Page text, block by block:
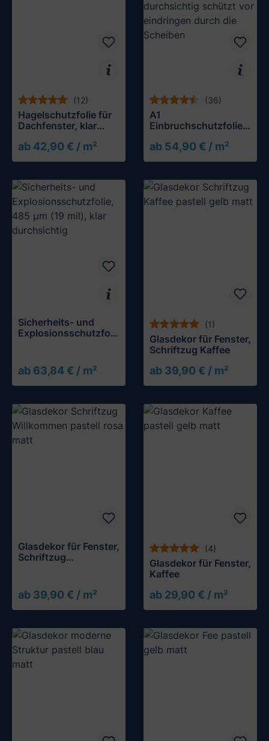
(12)
Hagelschutzfolie für
Dachfenster, klar
ab 42,90 € / m²
Muster testen
(36)
A1
Einbruchschutzfolie,
durchsichtig
ab 54,90 € / m²
Muster testen
Sicherheits- und
Explosionsschutzfoli
ab 63,84 € / m²
(1)
Glasdekor für Fenster,
Schriftzug Kaffee
ab 39,90 € / m²
Glasdekor für Fenster,
Schriftzug
ab 39,90 € / m²
(4)
Glasdekor für Fenster,
Kaffee
ab 29,90 € / m²